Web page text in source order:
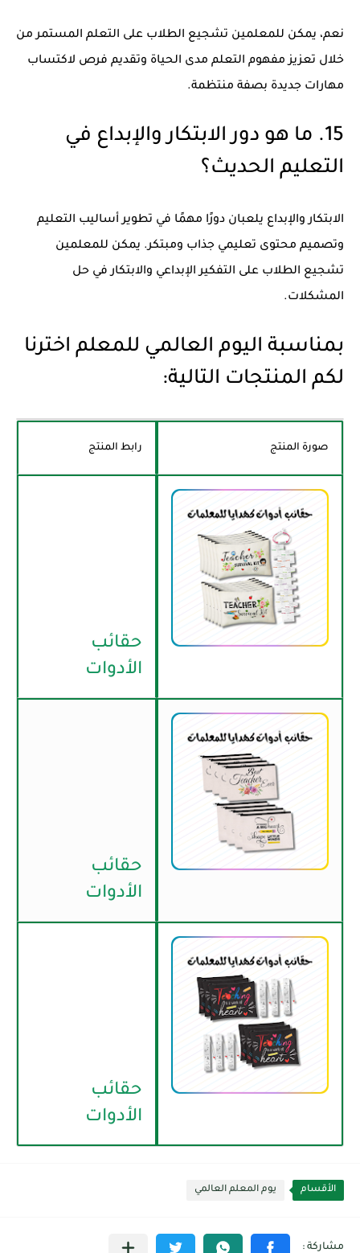
نعم، يمكن للمعلمين تشجيع الطلاب على التعلم المستمر من
خلال تعزيز مفهوم التعلم مدى الحياة وتقديم فرص لاكتساب
مهارات جديدة بصفة منتظمة.
15. ما هو دور الابتكار والإبداع في
التعليم الحديث؟
الابتكار والإبداع يلعبان دورًا مهمًا في تطوير أساليب التعليم
وتصميم محتوى تعليمي جذاب ومبتكر. يمكن للمعلمين
تشجيع الطلاب على التفكير الإبداعي والابتكار في حل
المشكلات.
بمناسبة اليوم العالمي للمعلم اخترنا
لكم المنتجات التالية:
صورة المنتج رابط المنتج
حقائب
الأدوات
حقائب
الأدوات
حقائب
الأدوات
الأقسام يوم المعلم العالمي